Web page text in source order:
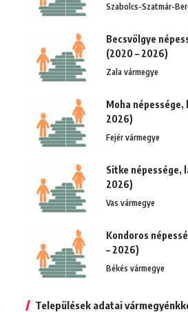
Szabolcs-Szatmár-
Becsvölgye
(2020 – 2026)
Zala vármegye
Moha népessége,
2026)
Fejér vármegye
Sitke népessége,
2026)
Vas vármegye
Kondoros
– 2026)
Békés vármegye
Települések adatai